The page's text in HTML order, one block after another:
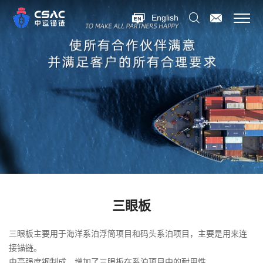
English
三眼板
三眼板主要用于海洋系泊浮筒项目和码头系泊项目，主要是用来连
接锚链。